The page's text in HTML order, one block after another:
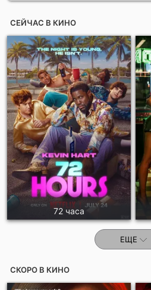
СЕЙЧАС В КИНО
72 часа
ЕЩЕ
СКОРО В КИНО